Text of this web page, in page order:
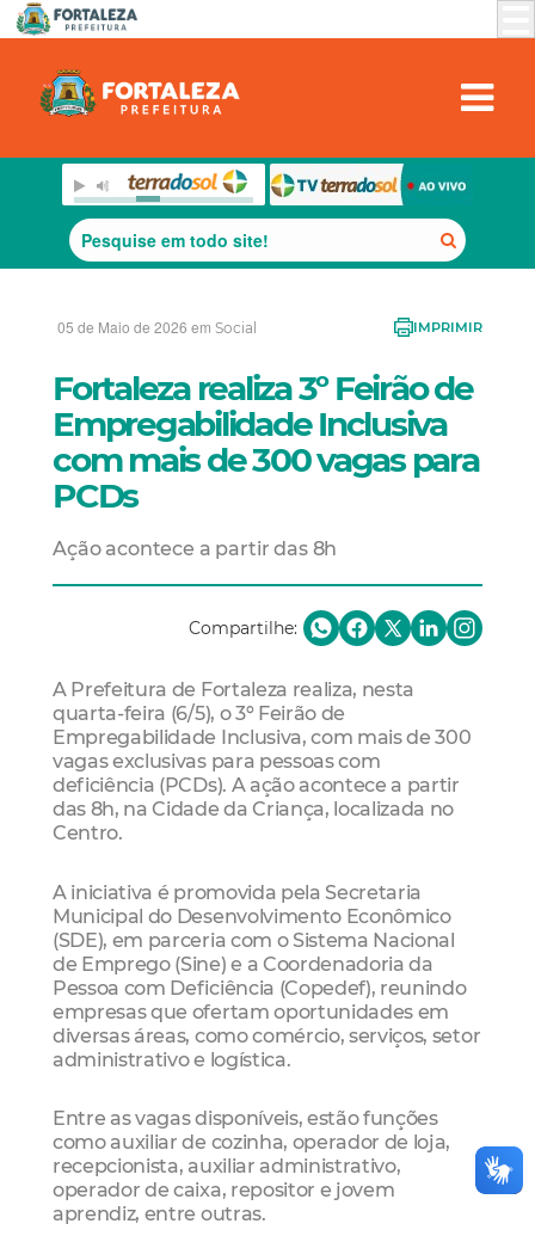
05 de Maio de 2026 em Social IMPRIMIR
Fortaleza realiza 3º Feirão de
Empregabilidade Inclusiva
com mais de 300 vagas para
PCDs
Ação acontece a partir das 8h
Compartilhe:
A Prefeitura de Fortaleza realiza, nesta
quarta-feira (6/5), o 3º Feirão de
Empregabilidade Inclusiva, com mais de 300
vagas exclusivas para pessoas com
deficiência (PCDs). A ação acontece a partir
das 8h, na Cidade da Criança, localizada no
Centro.
A iniciativa é promovida pela Secretaria
Municipal do Desenvolvimento Econômico
(SDE), em parceria com o Sistema Nacional
de Emprego (Sine) e a Coordenadoria da
Pessoa com Deficiência (Copedef), reunindo
empresas que ofertam oportunidades em
diversas áreas, como comércio, serviços, setor
administrativo e logística.
Entre as vagas disponíveis, estão funções
como auxiliar de cozinha, operador de loja,
recepcionista, auxiliar administrativo,
operador de caixa, repositor e jovem
aprendiz, entre outras.